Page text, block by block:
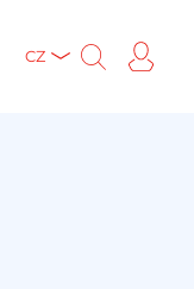
CZ